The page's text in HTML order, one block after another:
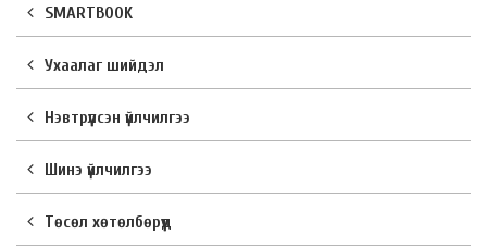
SMARTBOOK
Ухаалаг шийдэл
Нэвтрүүлсэн үйлчилгээ
Шинэ үйлчилгээ
Төсөл хөтөлбөрүүд